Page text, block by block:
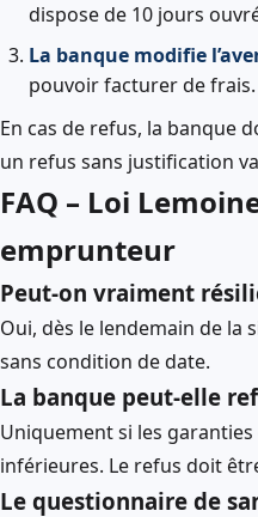
dispose de 10 jours
La banque modifie
pouvoir facturer de frais.
En cas de refus, la banque
un refus sans justification
FAQ – Loi
emprunteur
Peut-on vraiment
Oui, dès le lendemain de la
sans condition de date.
La banque peut-elle
Uniquement si les
inférieures. Le refus doit
Le questionnaire de